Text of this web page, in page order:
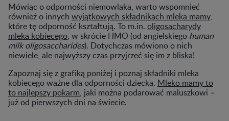
Mówiąc o odporności niemowlaka, warto wspomnieć
również o innych wyjątkowych składnikach mleka mamy,
które tę odporność kształtują. To m.in. oligosacharydy
mleka kobiecego, w skrócie HMO (od angielskiego human
milk oligosaccharides). Dotychczas mówiono o nich
niewiele, ale najwyższy czas przyjrzeć się im z bliska!
Zapoznaj się z grafiką poniżej i poznaj składniki mleka
kobiecego ważne dla odporności dziecka. Mleko mamy to
to najlepszy pokarm, jaki można podarować maluszkowi –
już od pierwszych dni na świecie.